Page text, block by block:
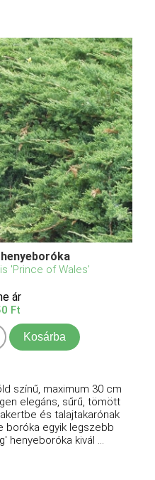
'Prince of Wales'
ár
Ft
Kosárba
színű, maximum 30 cm
elegáns, sűrű, tömött
és talajtakarónak
boróka egyik legszebb
kivál ...